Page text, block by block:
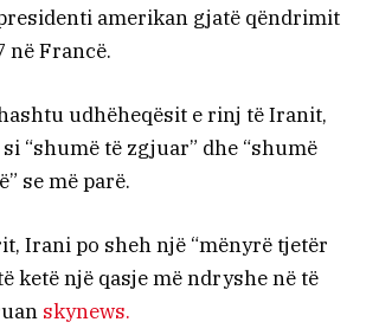
amerikan gjatë qëndrimit
në Francë.
udhëheqësit e rinj të Iranit,
“shumë të zgjuar” dhe “shumë
se më parë.
Irani po sheh një “mënyrë tjetër
ketë një qasje më ndryshe në të
skynews.